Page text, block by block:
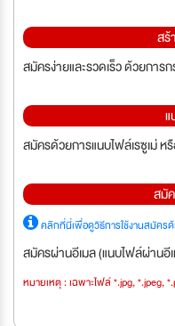
สร้
สมัครง่ายและรวดเร็ว ด้วยการ
สมัครด้วยการแนบไฟล์เรซูเม่ ห
สมั
คลิกที่นี่เพื่อดูวิธีการใช้งานสมัคร
สมัครผ่านอีเมล (แนบไฟล์ผ่านอี
หมายเหตุ : เฉพาะไฟล์ *.jpg, *.jpeg,